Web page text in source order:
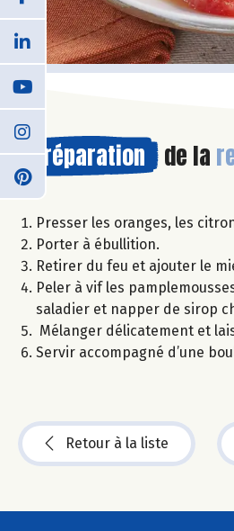
Préparation de la
Presser les oranges, les
Porter à ébullition.
Retirer du feu et ajouter le
Peler à vif les
saladier et napper de sirop
Mélanger délicatement et
Servir accompagné d’une
Retour à la liste